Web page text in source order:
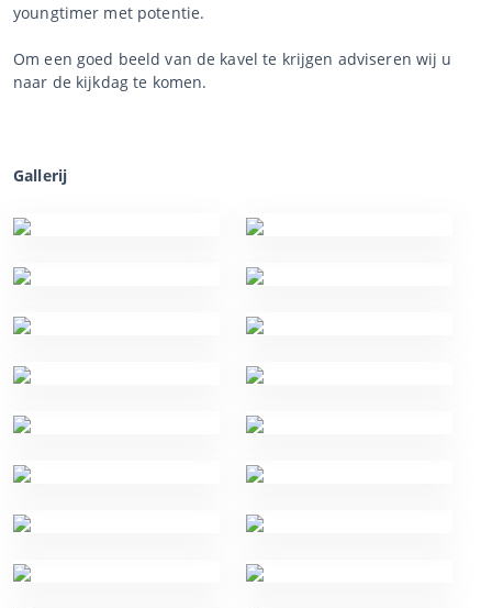
youngtimer met potentie.
Om een goed beeld van de kavel te krijgen adviseren wij u
naar de kijkdag te komen.
Gallerij